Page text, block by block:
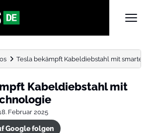
Tesla bekämpft Kabeldiebstahl mit smarter
Kabeldiebstahl mit
Februar 2025
Google folgen